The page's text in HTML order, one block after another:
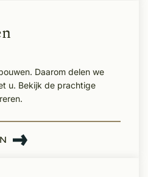
Daarom delen we
u. Bekijk de prachtige